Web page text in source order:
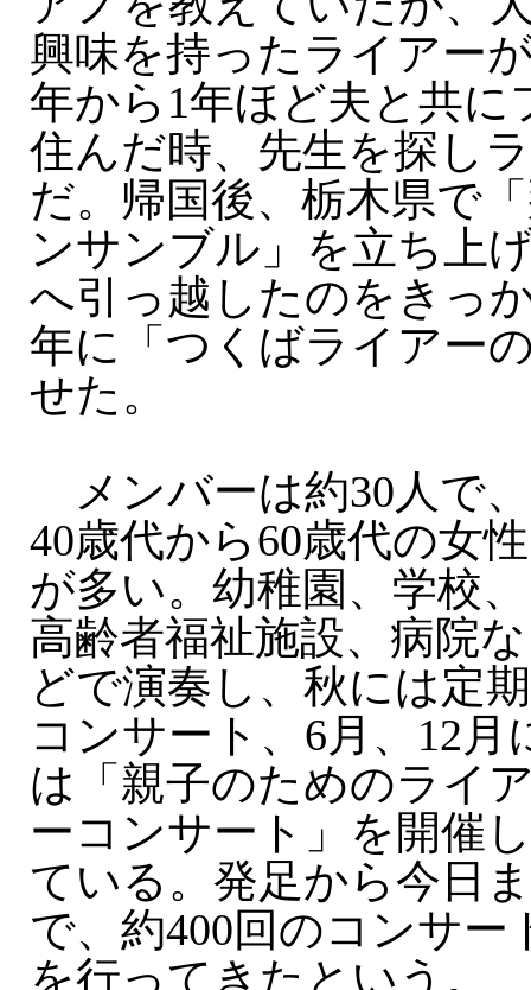
興味を持ったライアー
年から1年ほど夫と共に
住んだ時、先生を探し
だ。帰国後、栃木県で
ンサンブル」を立ち上
へ引っ越したのをきっ
年に「つくばライアー
せた。
メンバーは約30人で、
40歳代から60歳代の女性
が多い。幼稚園、学校、
高齢者福祉施設、病院な
どで演奏し、秋には定期
コンサート、6月、12月
は「親子のためのライ
ーコンサート」を開催し
ている。発足から今日ま
で、約400回のコンサー
を行ってきたという。